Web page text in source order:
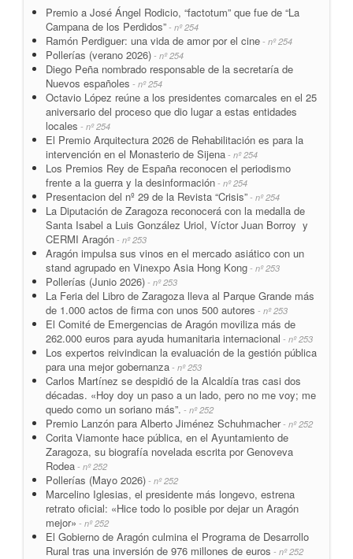
Premio a José Ángel Rodicio, “factotum” que fue de “La
Campana de los Perdidos” - nº 254
Ramón Perdiguer: una vida de amor por el cine - nº 254
Pollerías (verano 2026) - nº 254
Diego Peña nombrado responsable de la secretaría de
Nuevos españoles - nº 254
Octavio López reúne a los presidentes comarcales en el 25
aniversario del proceso que dio lugar a estas entidades
locales - nº 254
El Premio Arquitectura 2026 de Rehabilitación es para la
intervención en el Monasterio de Sijena - nº 254
Los Premios Rey de España reconocen el periodismo
frente a la guerra y la desinformación - nº 254
Presentacion del nº 29 de la Revista “Crisis” - nº 254
La Diputación de Zaragoza reconocerá con la medalla de
Santa Isabel a Luis González Uriol, Víctor Juan Borroy y
CERMI Aragón - nº 253
Aragón impulsa sus vinos en el mercado asiático con un
stand agrupado en Vinexpo Asia Hong Kong - nº 253
Pollerías (Junio 2026) - nº 253
La Feria del Libro de Zaragoza lleva al Parque Grande más
de 1.000 actos de firma con unos 500 autores - nº 253
El Comité de Emergencias de Aragón moviliza más de
262.000 euros para ayuda humanitaria internacional - nº 253
Los expertos reivindican la evaluación de la gestión pública
para una mejor gobernanza - nº 253
Carlos Martínez se despidió de la Alcaldía tras casi dos
décadas. «Hoy doy un paso a un lado, pero no me voy; me
quedo como un soriano más”. - nº 252
Premio Lanzón para Alberto Jiménez Schuhmacher- nº 252
Corita Viamonte hace pública, en el Ayuntamiento de
Zaragoza, su biografía novelada escrita por Genoveva
Rodea - nº 252
Pollerías (Mayo 2026) - nº 252
Marcelino Iglesias, el presidente más longevo, estrena
retrato oficial: «Hice todo lo posible por dejar un Aragón
mejor» - nº 252
El Gobierno de Aragón culmina el Programa de Desarrollo
Rural tras una inversión de 976 millones de euros - nº 252